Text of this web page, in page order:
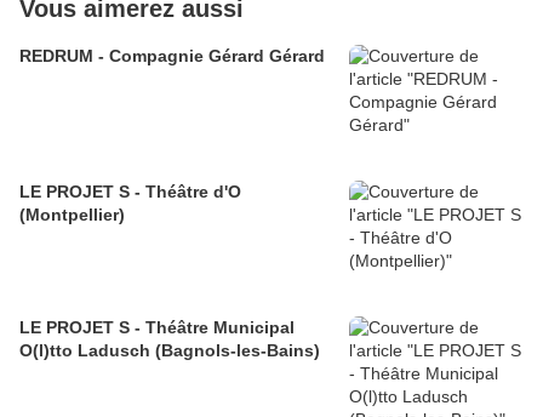
Vous aimerez aussi
REDRUM - Compagnie Gérard Gérard
LE PROJET S - Théâtre d'O
(Montpellier)
LE PROJET S - Théâtre Municipal
O(l)tto Ladusch (Bagnols-les-Bains)